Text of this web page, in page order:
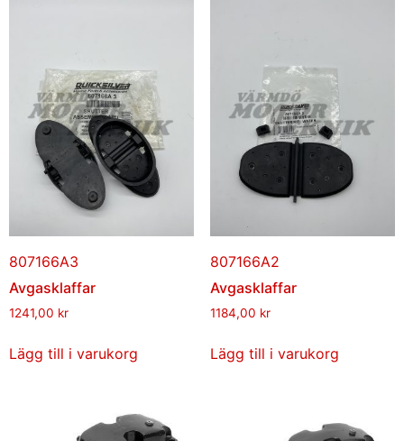
807166A3
Avgasklaffar
1241,00 kr
Lägg till i varukorg
807166A2
Avgasklaffar
1184,00 kr
Lägg till i varukorg